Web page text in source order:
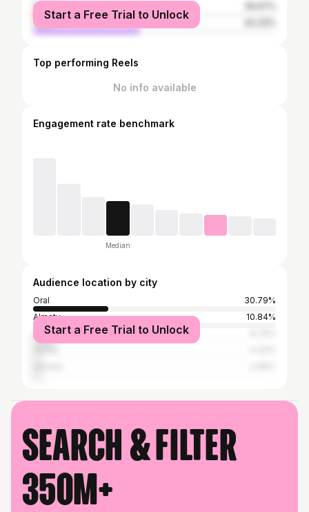
female
male
Start a Free Trial to Unlock
Top performing Reels
No info available
Engagement rate benchmark
Median
Audience location by city
Oral
30.79%
Almaty
10.84%
Astana
Start a Free Trial to Unlock
Search & filter
350M+